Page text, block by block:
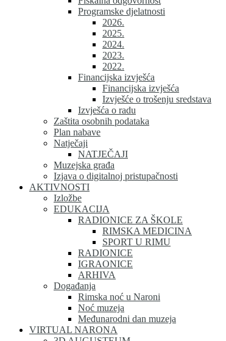
Programske djelatnosti
2026.
2025.
2024.
2023.
2022.
Financijska izvješća
Financijska izvješća
Izvješće o trošenju sredstava
Izvješća o radu
Zaštita osobnih podataka
Plan nabave
Natječaji
NATJEČAJI
Muzejska građa
Izjava o digitalnoj pristupačnosti
AKTIVNOSTI
Izložbe
EDUKACIJA
RADIONICE ZA ŠKOLE
RIMSKA MEDICINA
SPORT U RIMU
RADIONICE
IGRAONICE
ARHIVA
Događanja
Rimska noć u Naroni
Noć muzeja
Međunarodni dan muzeja
VIRTUAL NARONA